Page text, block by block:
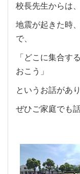
校長先生からは、
地震が起きた時
で、
「どこに集合す
おこう」
というお話があ
ぜひご家庭でも